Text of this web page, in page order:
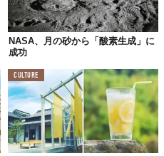
NASA、月の砂から「酸素生成」に
成功
CULTURE